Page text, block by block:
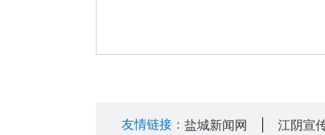
友情链接： 盐城新闻网 江阴宣